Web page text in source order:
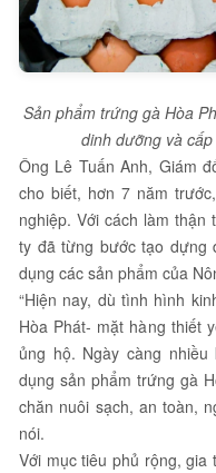
Sản phẩm trứng gà Hòa
dinh dưỡng và
Ông Lê Tuấn Anh, Giám
cho biết, hơn 7 năm
nghiệp. Với cách làm thận
ty đã từng bước tạo dựng
dụng các sản phẩm của
“Hiện nay, dù tình hình
Hòa Phát- mặt hàng thiết
ủng hộ. Ngày càng
dụng sản phẩm trứng gà
chăn nuôi sạch, an toàn,
nói.
Với mục tiêu phủ rộng,